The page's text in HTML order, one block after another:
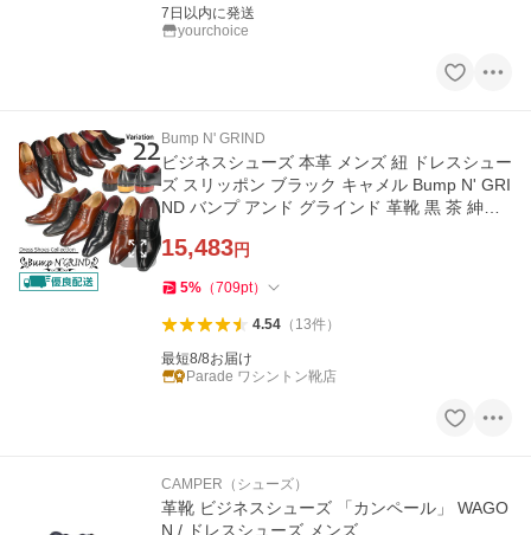
7日以内に発送
yourchoice
Bump N' GRIND
ビジネスシューズ 本革 メンズ 紐 ドレスシュー
ズ スリッポン ブラック キャメル Bump N' GRI
ND バンプ アンド グラインド 革靴 黒 茶 紳士
15,483円
5% （709pt）
4.54（ 13件）
最短8/8お届け
Parade ワシントン靴店
CAMPER（シューズ）
革靴 ビジネスシューズ 「カンペール」 WAGO
N / ドレスシューズ メンズ